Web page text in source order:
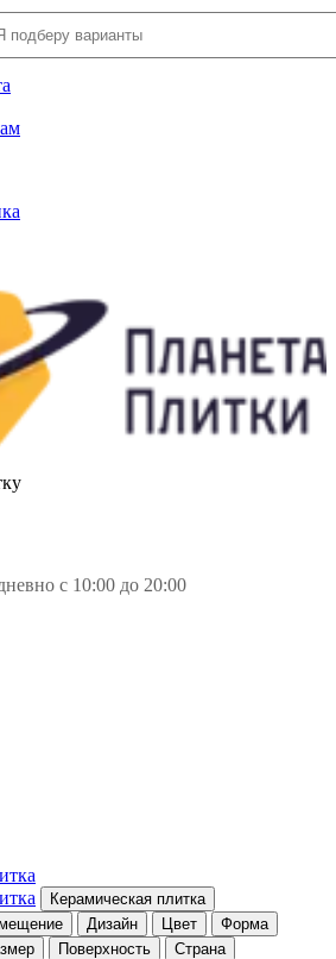
с 10:00 до 20:00
Керамическая плитка
Дизайн Цвет
Форма
Поверхность Страна